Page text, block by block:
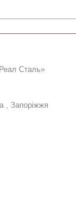
Сталь»
Запоріжжя